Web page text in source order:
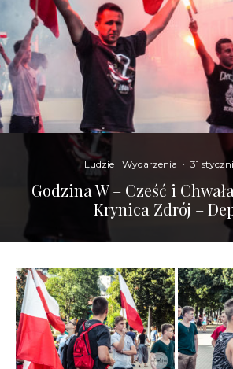
Ludzie Wydarzenia · 31
Godzina W – Cześć i
Krynica Zdrój –